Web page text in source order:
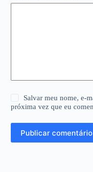
Salvar meu nome, e-
próxima vez que eu
Publicar comentário